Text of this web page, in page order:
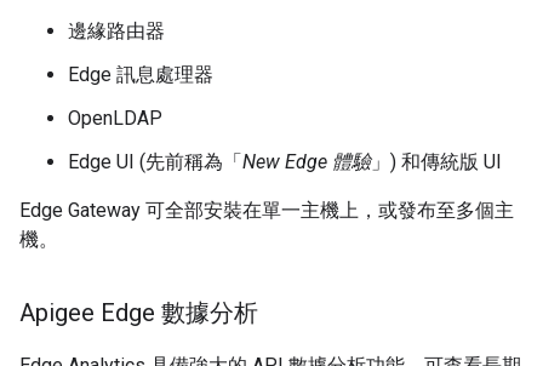
邊緣路由器
Edge 訊息處理器
OpenLDAP
Edge UI (先前稱為「New Edge 體驗」) 和傳統版 UI
Edge Gateway 可全部安裝在單一主機上，或發布至多個主
機。
Apigee Edge 數據分析